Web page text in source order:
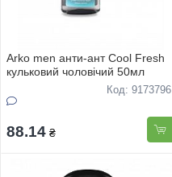
Arko men анти-ант Cool Fresh
кульковий чоловічий 50мл
Код: 9173796
88.14 ₴